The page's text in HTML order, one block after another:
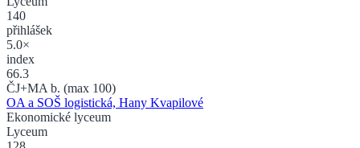
140
přihlášek
5.0×
index
66.3
ČJ+MA b. (max 100)
OA a SOŠ logistická, Hany Kvapilové
Ekonomické lyceum
Lyceum